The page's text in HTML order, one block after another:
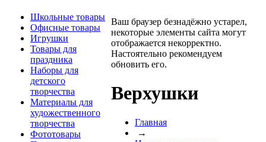
Школьные товары
Офисные товары
Игрушки
Товары для
праздника
Наборы для
детского
творчества
Материалы для
художественного
творчества
Фототовары
Ваш браузер безнадёжно устарел,
некоторые элементы сайта могут
отображается некорректно.
Настоятельно рекомендуем
обновить его.
Верхушки
Главная
→